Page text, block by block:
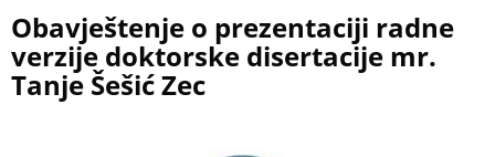
Obavještenje o prezentaciji radne
verzije doktorske disertacije mr.
Tanje Šešić Zec